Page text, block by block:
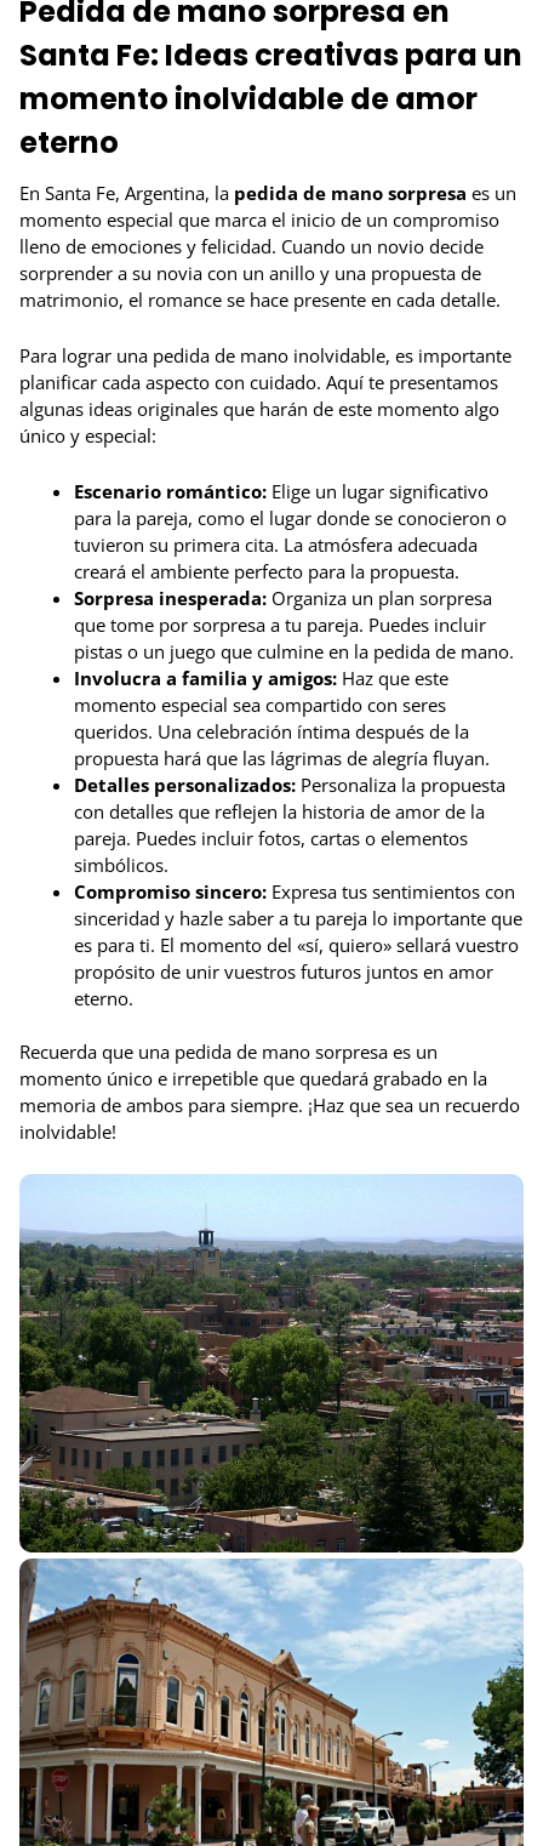
Pedida de mano sorpresa en
Santa Fe: Ideas creativas para un
momento inolvidable de amor
eterno
En Santa Fe, Argentina, la pedida de mano sorpresa es un
momento especial que marca el inicio de un compromiso
lleno de emociones y felicidad. Cuando un novio decide
sorprender a su novia con un anillo y una propuesta de
matrimonio, el romance se hace presente en cada detalle.
Para lograr una pedida de mano inolvidable, es importante
planificar cada aspecto con cuidado. Aquí te presentamos
algunas ideas originales que harán de este momento algo
único y especial:
Escenario romántico: Elige un lugar significativo
para la pareja, como el lugar donde se conocieron o
tuvieron su primera cita. La atmósfera adecuada
creará el ambiente perfecto para la propuesta.
Sorpresa inesperada: Organiza un plan sorpresa
que tome por sorpresa a tu pareja. Puedes incluir
pistas o un juego que culmine en la pedida de mano.
Involucra a familia y amigos: Haz que este
momento especial sea compartido con seres
queridos. Una celebración íntima después de la
propuesta hará que las lágrimas de alegría fluyan.
Detalles personalizados: Personaliza la propuesta
con detalles que reflejen la historia de amor de la
pareja. Puedes incluir fotos, cartas o elementos
simbólicos.
Compromiso sincero: Expresa tus sentimientos con
sinceridad y hazle saber a tu pareja lo importante que
es para ti. El momento del «sí, quiero» sellará vuestro
propósito de unir vuestros futuros juntos en amor
eterno.
Recuerda que una pedida de mano sorpresa es un
momento único e irrepetible que quedará grabado en la
memoria de ambos para siempre. ¡Haz que sea un recuerdo
inolvidable!